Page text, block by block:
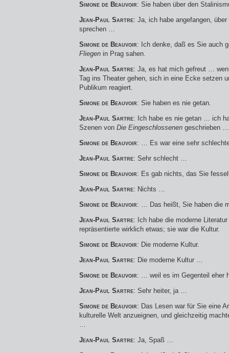
Simone de Beauvoir: Sie haben über den
Jean-Paul Sartre: Ja, ich habe angefangen,
sprechen …
Simone de Beauvoir: Ich denke, daß es Sie auch
Fliegen in Prag sahen.
Jean-Paul Sartre: Ja, es hat mich gefreut …
Tag ins Theater gehen, sich in eine Ecke setzen
Publikum reagiert.
Simone de Beauvoir: Sie haben es nie getan.
Jean-Paul Sartre: Ich habe es nie getan … ich
Szenen von Die Eingeschlossenen geschrieben …
Simone de Beauvoir: … Es war eine sehr
Jean-Paul Sartre: Sehr schlecht …
Simone de Beauvoir: Es gab nichts, das Sie
Jean-Paul Sartre: Nichts …
Simone de Beauvoir: … Das heißt, Sie haben die
Jean-Paul Sartre: Ich habe die moderne
repräsentierte wirklich etwas; sie war die Kultur.
Simone de Beauvoir: Die moderne Kultur.
Jean-Paul Sartre: Die moderne Kultur …
Simone de Beauvoir: … weil es im Gegenteil eher
Jean-Paul Sartre: Sehr heiter, ja …
Simone de Beauvoir: Das Lesen war für Sie eine
kulturelle Welt anzueignen, und gleichzeitig
…
Jean-Paul Sartre: Ja, Spaß …